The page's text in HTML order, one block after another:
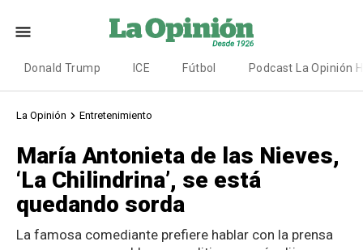
Donald Trump ICE Fútbol Podcast La Opinión
La Opinión Entretenimiento
María Antonieta de las Nieves,
‘La Chilindrina’, se está
quedando sorda
La famosa comediante prefiere hablar con la prensa